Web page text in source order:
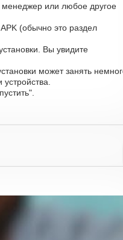
или любое другое
(обычно это раздел
Вы увидите
может занять